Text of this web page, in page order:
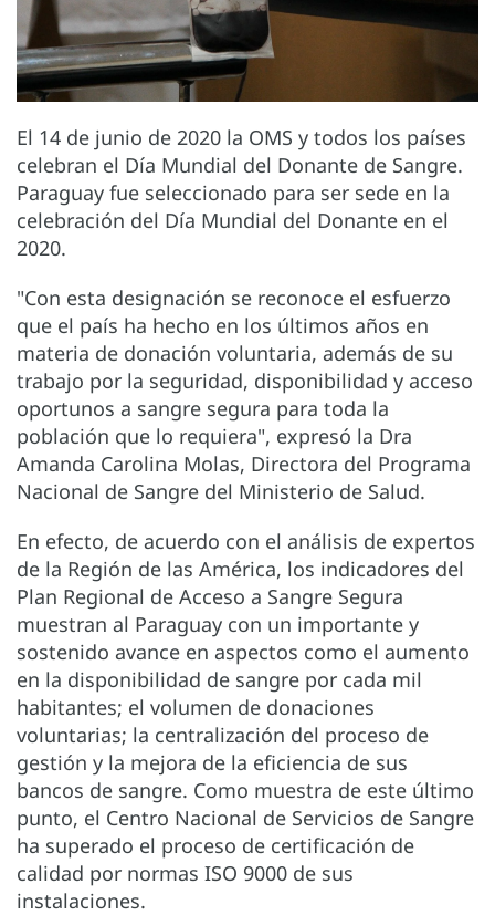
El 14 de junio de 2020 la OMS y todos los países
celebran el Día Mundial del Donante de Sangre.
Paraguay fue seleccionado para ser sede en la
celebración del Día Mundial del Donante en el
2020.
"Con esta designación se reconoce el esfuerzo
que el país ha hecho en los últimos años en
materia de donación voluntaria, además de su
trabajo por la seguridad, disponibilidad y acceso
oportunos a sangre segura para toda la
población que lo requiera", expresó la Dra
Amanda Carolina Molas, Directora del Programa
Nacional de Sangre del Ministerio de Salud.
En efecto, de acuerdo con el análisis de expertos
de la Región de las América, los indicadores del
Plan Regional de Acceso a Sangre Segura
muestran al Paraguay con un importante y
sostenido avance en aspectos como el aumento
en la disponibilidad de sangre por cada mil
habitantes; el volumen de donaciones
voluntarias; la centralización del proceso de
gestión y la mejora de la eficiencia de sus
bancos de sangre. Como muestra de este último
punto, el Centro Nacional de Servicios de Sangre
ha superado el proceso de certificación de
calidad por normas ISO 9000 de sus
instalaciones.